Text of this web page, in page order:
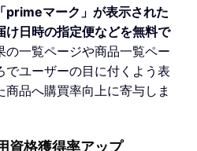
「primeマーク」が表示された
け日時の指定便などを無料で
の一覧ページや商品一覧ペー
でユーザーの目に付くよう表
品へ購買率向上に寄与しま
資格獲得率アップ